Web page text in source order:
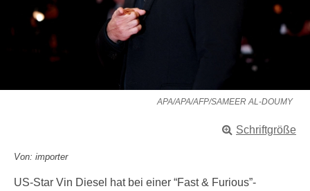
APA/APA/AFP/SAMEER AL-DOUMY
Schriftgröße
Von: importer
US-Star Vin Diesel hat bei einer “Fast & Furious”-